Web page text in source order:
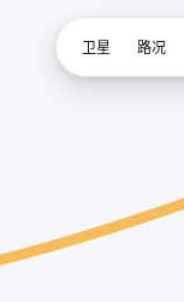
卫星 路况